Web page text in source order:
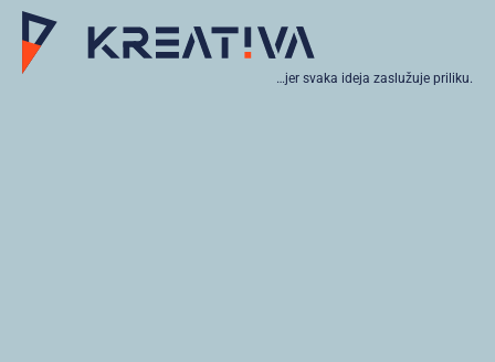
…jer svaka ideja zaslužuje priliku.